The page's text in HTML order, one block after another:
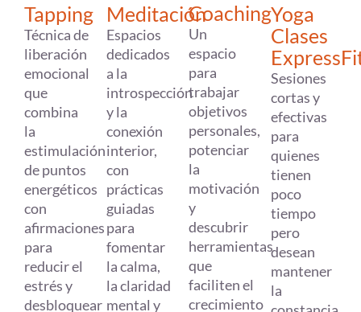
Tapping
Técnica de
liberación
emocional
que
combina
la
estimulación
de puntos
energéticos
con
afirmaciones
para
reducir el
estrés y
desbloquear
Meditación
Espacios
dedicados
a la
introspección
y la
conexión
interior,
con
prácticas
guiadas
para
fomentar
la calma,
la claridad
mental y
Coaching
Un
espacio
para
trabajar
objetivos
personales,
potenciar
la
motivación
y
descubrir
herramientas
que
faciliten el
crecimiento
Yoga
Clases
Sesiones
cortas y
efectivas
para
quienes
tienen
poco
tiempo
pero
desean
mantener
la